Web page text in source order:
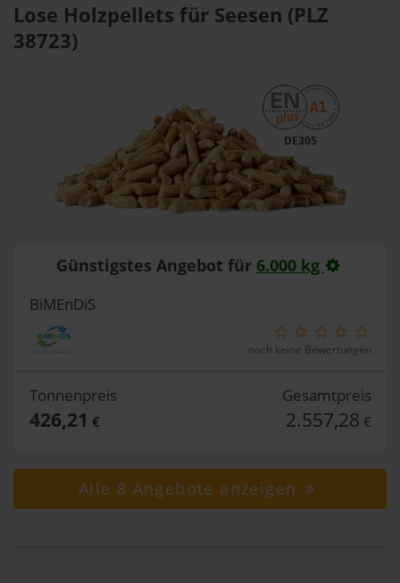
Lose Holzpellets für Seesen (PLZ
38723)
DE305
Günstigstes Angebot für 6.000 kg
BiMEnDiS
noch keine Bewertungen
Tonnenpreis
426,21 €
Gesamtpreis
2.557,28 €
Alle 8 Angebote anzeigen